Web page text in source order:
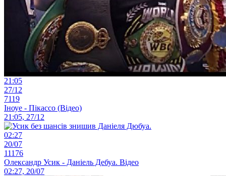
21:05
27/12
7119
Іноуе - Пікассо (Відео)
21:05, 27/12
02:27
20/07
11176
Олександр Усик - Даніель Дебуа. Відео
02:27, 20/07